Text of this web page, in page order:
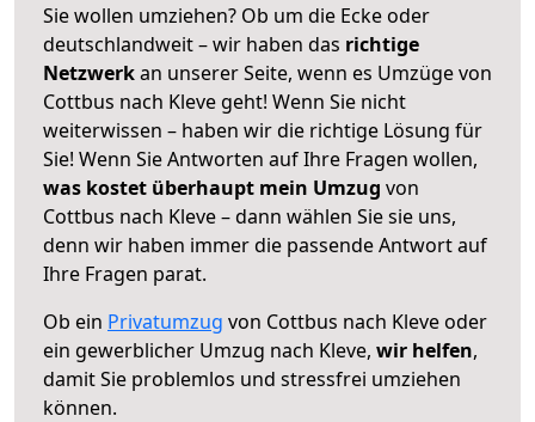
Sie wollen umziehen? Ob um die Ecke oder
deutschlandweit – wir haben das richtige
Netzwerkan unserer Seite, wenn es Umzüge von
Cottbus nach Kleve geht! Wenn Sie nicht
weiterwissen – haben wir die richtige Lösung für
Sie! Wenn Sie Antworten auf Ihre Fragen wollen,
was kostet überhaupt mein Umzug von
Cottbus nach Kleve – dann wählen Sie sie uns,
denn wir haben immer die passende Antwort auf
Ihre Fragen parat.
Ob ein Privatumzug von Cottbus nach Kleve oder
ein gewerblicher Umzug nach Kleve, wir helfen,
damit Sie problemlos und stressfrei umziehen
können.